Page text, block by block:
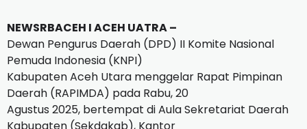
NEWSRBACEH I ACEH UATRA –
Dewan Pengurus Daerah (DPD) II Komite Nasional
Pemuda Indonesia (KNPI)
Kabupaten Aceh Utara menggelar Rapat Pimpinan
Daerah (RAPIMDA) pada Rabu, 20
Agustus 2025, bertempat di Aula Sekretariat Daerah
Kabupaten (Sekdakab), Kantor